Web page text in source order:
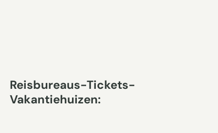
Reisbureaus-Tickets-
Vakantiehuizen: